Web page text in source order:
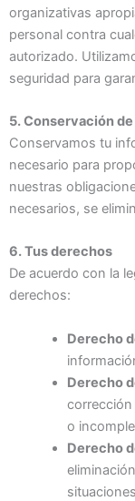
organizativas
personal contra
autorizado.
seguridad para
5. Conservación
Conservamos tu
necesario para
nuestras
necesarios, se
6. Tus derechos
De acuerdo con la
derechos:
Derecho
Derecho
o
Derecho